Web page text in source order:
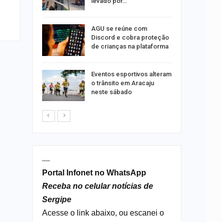
AGU se reúne com
Discord e cobra proteção
de crianças na plataforma
Eventos esportivos alteram
o trânsito em Aracaju
neste sábado
----
Portal Infonet no WhatsApp
Receba no celular notícias de
Sergipe
Acesse o link abaixo, ou escanei o